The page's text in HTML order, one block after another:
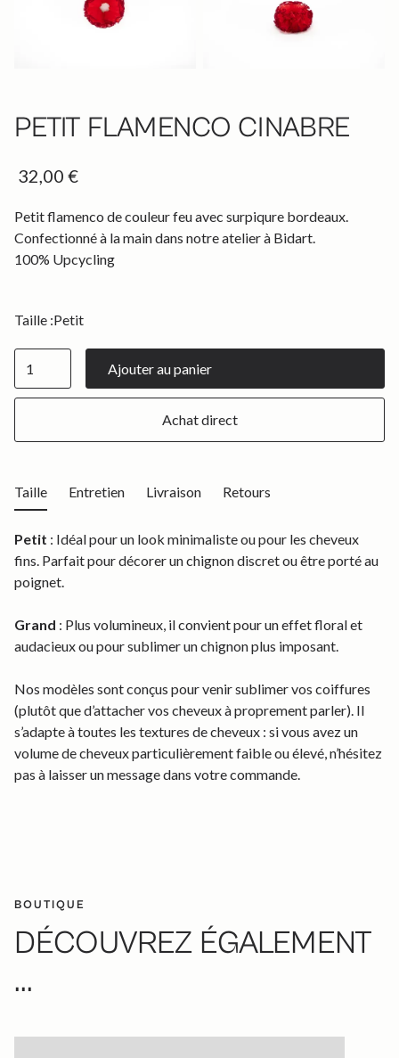
PETIT FLAMENCO CINABRE
32,00 €
Petit flamenco de couleur feu avec surpiqure bordeaux.
Confectionné à la main dans notre atelier à Bidart.
100% Upcycling
Taille :Petit
Achat direct
Taille Entretien Livraison Retours
Petit : Idéal pour un look minimaliste ou pour les cheveux
fins. Parfait pour décorer un chignon discret ou être porté au
poignet.
Grand : Plus volumineux, il convient pour un effet floral et
audacieux ou pour sublimer un chignon plus imposant.
Nos modèles sont conçus pour venir sublimer vos coiffures
(plutôt que d’attacher vos cheveux à proprement parler). Il
s’adapte à toutes les textures de cheveux : si vous avez un
volume de cheveux particulièrement faible ou élevé, n’hésitez
pas à laisser un message dans votre commande.
BOUTIQUE
DÉCOUVREZ ÉGALEMENT
...